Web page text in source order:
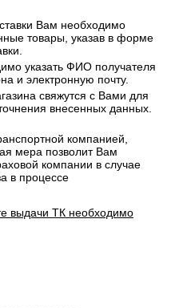
Вам необходимо
товары, указав в форме
указать ФИО получателя
и электронную почту.
свяжутся с Вами для
внесенных данных.
компанией,
мера позволит Вам
компании в случае
в процессе
выдачи ТК необходимо